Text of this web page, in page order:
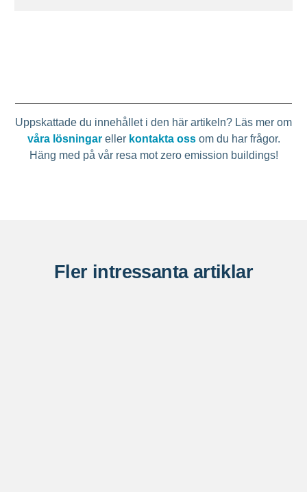
Uppskattade du innehållet i den här artikeln? Läs mer om
våra lösningareller kontakta oss om du har frågor.
Häng med på vår resa mot zero emission buildings!
Fler intressanta artiklar